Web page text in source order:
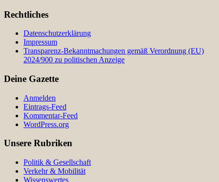
Rechtliches
Datenschutzerklärung
Impressum
Transparenz-Bekanntmachungen gemäß Verordnung (EU)
2024/900 zu politischen Anzeige
Deine Gazette
Anmelden
Eintrags-Feed
Kommentar-Feed
WordPress.org
Unsere Rubriken
Politik & Gesellschaft
Verkehr & Mobilität
Wissenswertes